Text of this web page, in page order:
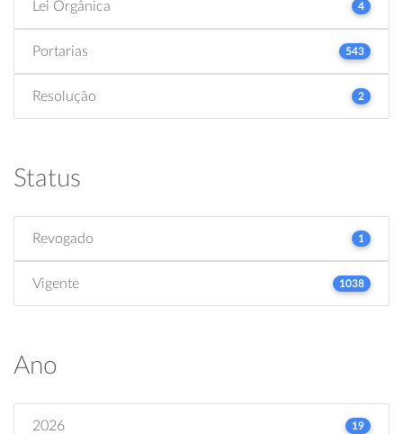
Lei Orgânica 4
Portarias 543
Resolução 2
Status
Revogado 1
Vigente 1038
Ano
2026 19